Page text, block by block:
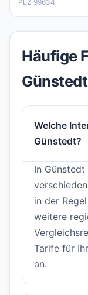
PLZ 99634
Häufige
Günstedt
Welche
Günstedt?
In
in der
weitere
Tarife für
an.